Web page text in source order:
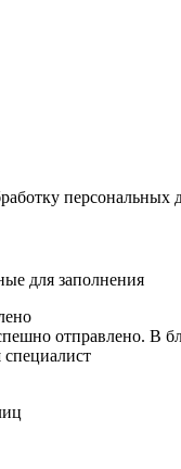
персональных
для заполнения
отправлено. В